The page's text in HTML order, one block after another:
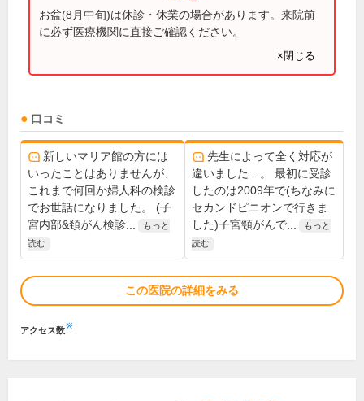
お盆(8月中旬)は休診・休業の場合があります。来院前
に必ず医療機関に直接ご確認ください。
×閉じる
口コミ
新しいマリア館の方には
いったことはありませんが、
これまで何回か婦人科の検診
でお世話になりました。 (子
宮内部&頚がん検診...
もっと
読む
先生によって全く対応が
違いました…。 最初に受診
したのは2009年で(ちなみに
セカンドピニオンで行きま
した)子宮頸がんで...
もっと
読む
この医院の詳細をみる
アクセス数※